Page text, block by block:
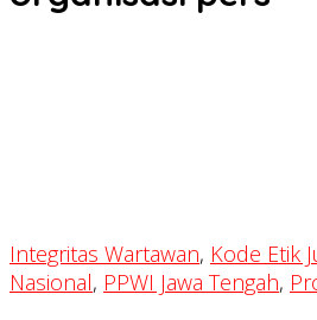
Integritas Wartawan, Kode Etik
Nasional, PPWI Jawa Tengah,